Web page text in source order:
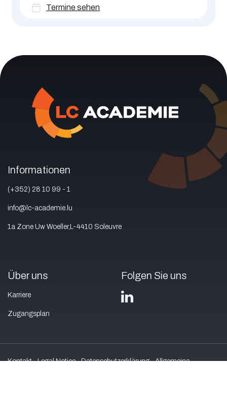
Termine sehen
Informationen
(+352) 28 10 99 - 1
info@lc-academie.lu
1a Zone Uw Woeller,L-4410 Soleuvre
Über uns
Karriere
Zugangsplan
Folgen Sie uns
Kontakt Legal Notice Datenschutzerklärung
Allgemeine